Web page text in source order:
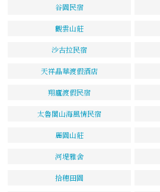
谷園民宿
觀雲山莊
沙古拉民宿
天祥晶華渡假酒店
翔廬渡假民宿
太魯閣山海風情民宿
麗園山莊
河堤雅舍
拾穗田園